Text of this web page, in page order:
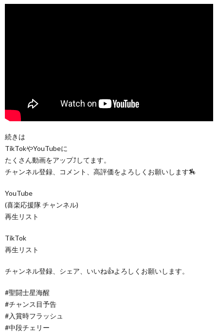
続きは
TikTokやYouTubeに
たくさん動画をアップ⤴️してます。
チャンネル登録、コメント、高評価をよろしくお願いします🏇
YouTube
(喜楽応援隊 チャンネル)
再生リスト
TikTok
再生リスト
チャンネル登録、シェア、いいね👍よろしくお願いします。
#聖闘士星海醒
#チャンス目予告
#入賞時フラッシュ
#中段チェリー